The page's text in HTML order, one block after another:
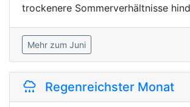
trockenere Sommerverhältnisse
Mehr zum Juni
Regenreichster Monat